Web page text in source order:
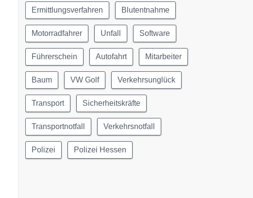
Ermittlungsverfahren Blutentnahme
Motorradfahrer Unfall Software
Führerschein Autofahrt Mitarbeiter
Baum VW Golf Verkehrsunglück
Transport Sicherheitskräfte
Transportnotfall Verkehrsnotfall
Polizei Polizei Hessen